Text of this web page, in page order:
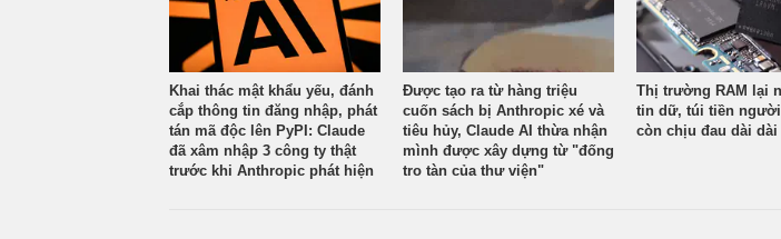
Khai thác mật khẩu yếu, đánh
cắp thông tin đăng nhập, phát
tán mã độc lên PyPI: Claude
đã xâm nhập 3 công ty thật
trước khi Anthropic phát hiện
Được tạo ra từ hàng triệu
cuốn sách bị Anthropic xé và
tiêu hủy, Claude AI thừa nhận
mình được xây dựng từ "đống
tro tàn của thư viện"
Thị trường RAM lại
tin dữ, túi tiền
còn chịu đau dài dài